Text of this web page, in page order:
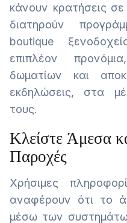
κάνουν κρατήσεις
διατηρούν
boutique
επιπλέον
δωματίων και
εκδηλώσεις, στα
τους.
Κλείστε Άμεσα
Παροχές
Χρήσιμες
αναφέρουν ότι το
μέσω των